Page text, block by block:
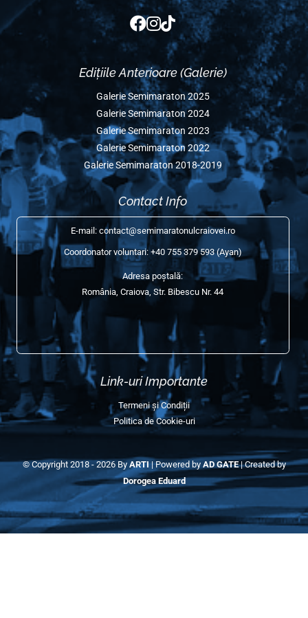
Edițiile Anterioare
Semimaraton Ediția 2025
Semimaraton Ediția 2024
Semimaraton Ediția 2023
Semimaraton Ediția 2022
Semimaraton Ediția 2020
Semimaraton Ediția 2019
Semimaraton Ediția 2018
Social Media
Edițiile Anterioare (Galerie)
Galerie Semimaraton 2025
Galerie Semimaraton 2024
Galerie Semimaraton 2023
Galerie Semimaraton 2022
Galerie Semimaraton 2018-2019
Contact Info
E-mail:contact@semimaratonulcraiovei.ro